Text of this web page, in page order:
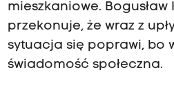
mieszkaniowe. Bogusław
przekonuje, że wraz z
sytuacja się poprawi, bo
świadomość społeczna.